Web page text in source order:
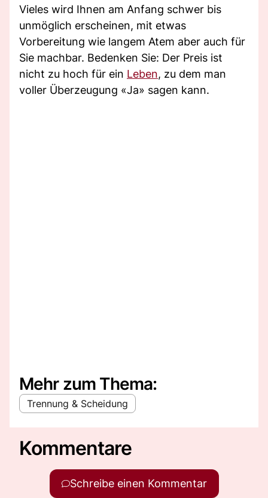
Vieles wird Ihnen am Anfang schwer bis
unmöglich erscheinen, mit etwas
Vorbereitung wie langem Atem aber auch für
Sie machbar. Bedenken Sie: Der Preis ist
nicht zu hoch für ein Leben, zu dem man
voller Überzeugung «Ja» sagen kann.
Mehr zum Thema:
Trennung & Scheidung
Kommentare
Schreibe einen Kommentar